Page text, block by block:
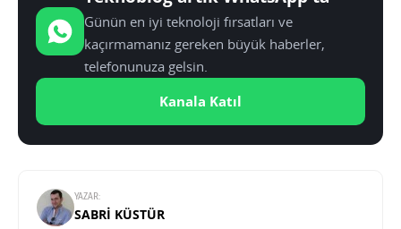
Günün en iyi teknoloji fırsatları ve
kaçırmamanız gereken büyük haberler,
telefonunuza gelsin.
Kanala Katıl
YAZAR:
SABRI KÜSTÜR